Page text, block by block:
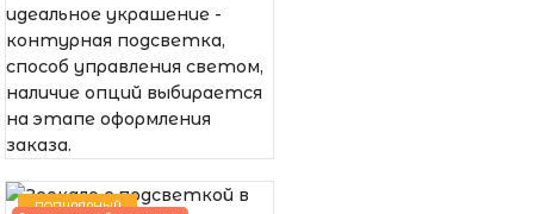
идеальное украшение -
контурная подсветка,
способ управления светом,
наличие опций выбирается
на этапе оформления
заказа.
ПОПУЛЯРНЫЙ